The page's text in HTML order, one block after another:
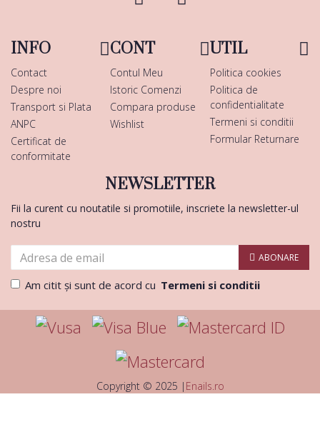
INFO
Contact
Despre noi
Transport si Plata
ANPC
Certificat de
conformitate
CONT
Contul Meu
Istoric Comenzi
Compara produse
Wishlist
UTIL
Politica cookies
Politica de
confidentialitate
Termeni si conditii
Formular Returnare
NEWSLETTER
Fii la curent cu noutatile si promotiile, inscriete la newsletter-ul
nostru
ABONARE
Am citit şi sunt de acord cu Termeni si conditii
Copyright © 2025 | Enails.ro